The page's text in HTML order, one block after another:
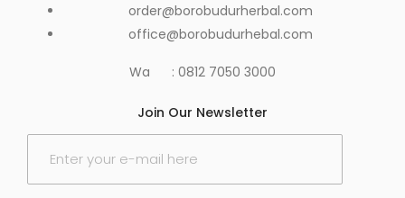
order@borobudurherbal.com
office@borobudurhebal.com
Wa : 0812 7050 3000
Join Our Newsletter